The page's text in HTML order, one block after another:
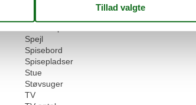
Spejl
Spisebord
Spisepladser
Stue
Støvsuger
TV